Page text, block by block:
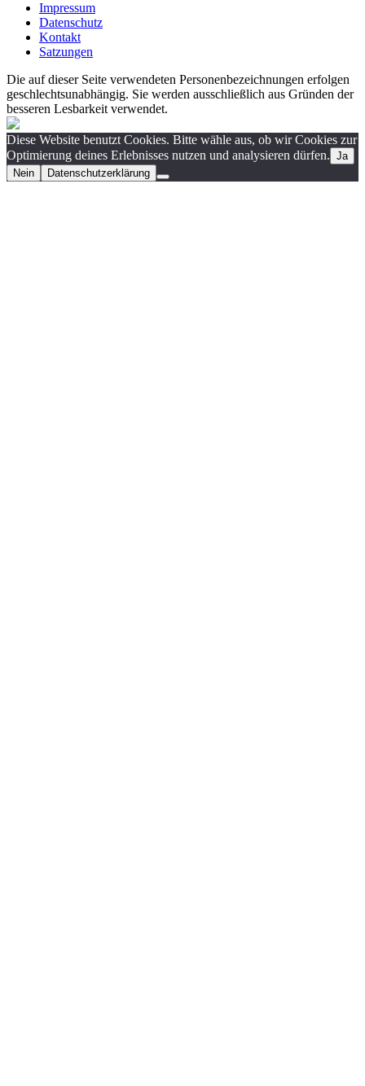
Impressum
Datenschutz
Kontakt
Satzungen
Die auf dieser Seite verwendeten Personenbezeichnungen erfolgen
geschlechtsunabhängig. Sie werden ausschließlich aus Gründen der
besseren Lesbarkeit verwendet.
Diese Website benutzt Cookies. Bitte wähle aus, ob wir Cookies zur
Optimierung deines Erlebnisses nutzen und analysieren dürfen. Ja
Nein
Datenschutzerklärung